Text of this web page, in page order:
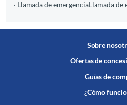
· Llamada de emergenciaLlamada de
Sobre
Ofertas de
Guías de
¿Cómo